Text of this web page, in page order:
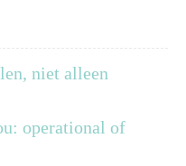
niet alleen
operational of